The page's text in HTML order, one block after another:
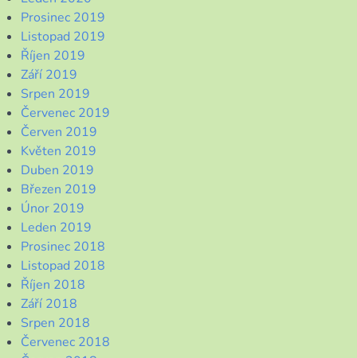
Prosinec 2019
Listopad 2019
Říjen 2019
Září 2019
Srpen 2019
Červenec 2019
Červen 2019
Květen 2019
Duben 2019
Březen 2019
Únor 2019
Leden 2019
Prosinec 2018
Listopad 2018
Říjen 2018
Září 2018
Srpen 2018
Červenec 2018